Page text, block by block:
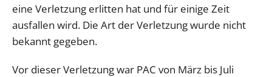
eine Verletzung erlitten hat und für einige Zeit
ausfallen wird. Die Art der Verletzung wurde nicht
bekannt gegeben.
Vor dieser Verletzung war PAC von März bis Juli